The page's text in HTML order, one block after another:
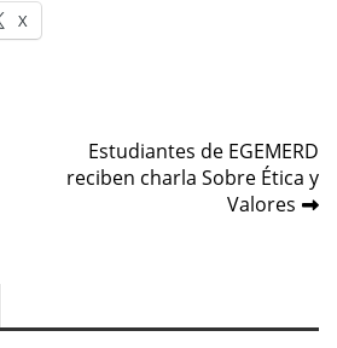
X
Estudiantes de EGEMERD
reciben charla Sobre Ética y
Valores